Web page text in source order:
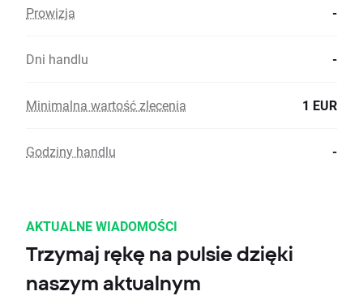
Prowizja -
Dni handlu -
Minimalna wartość zlecenia 1 EUR
Godziny handlu -
AKTUALNE WIADOMOŚCI
Trzymaj rękę na pulsie dzięki
naszym aktualnym